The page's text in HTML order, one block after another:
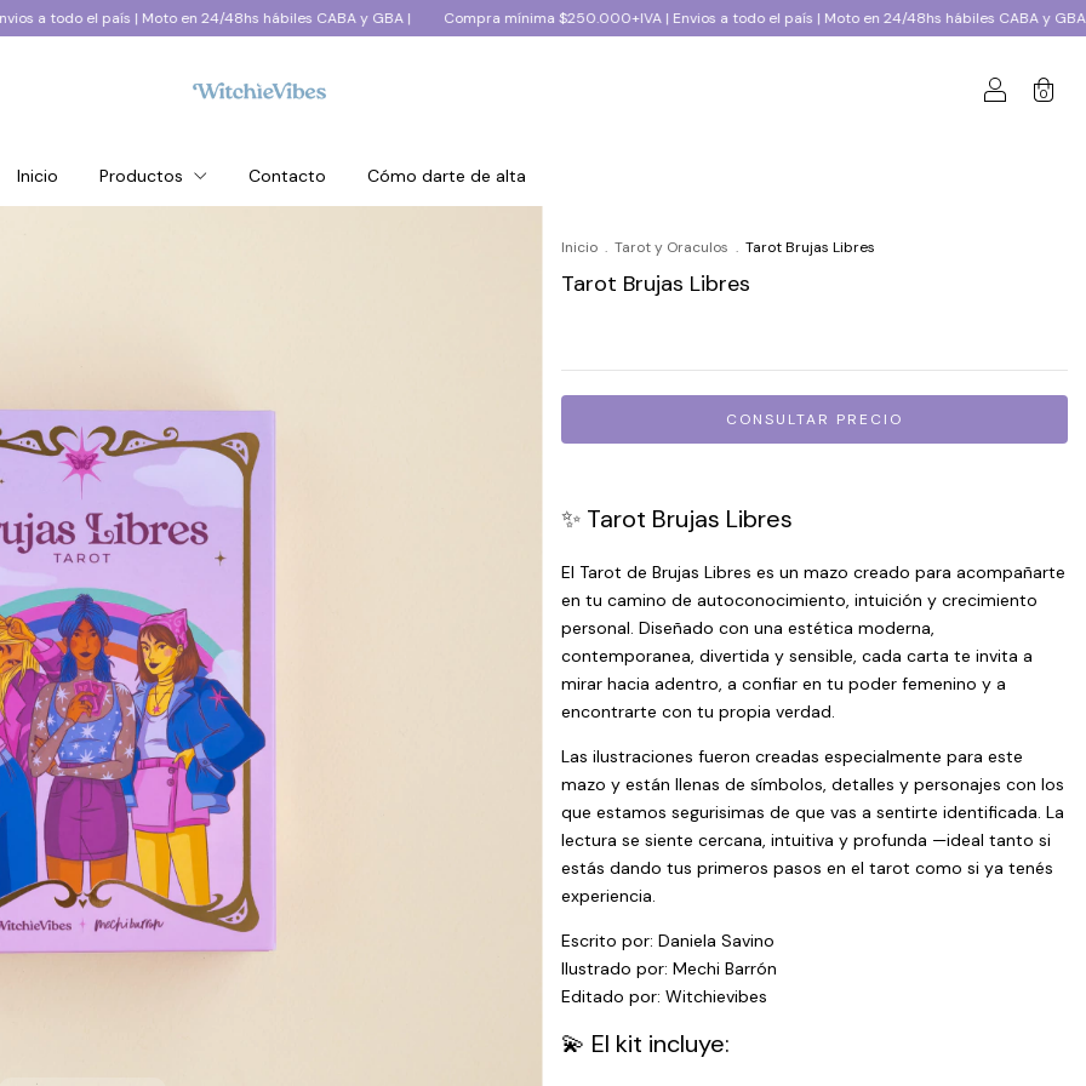
| Moto en 24/48hs hábiles CABA y GBA | Compra mínima $250.000+IVA | Envios a todo el país | Moto en 24/48hs hábiles CABA y GBA | Compra
0
Inicio Productos Contacto Cómo darte de alta
Inicio . Tarot y Oraculos . Tarot Brujas Libres
Tarot Brujas Libres
✨ Tarot Brujas Libres
El Tarot de Brujas Libres es un mazo creado para acompañarte
en tu camino de autoconocimiento, intuición y crecimiento
personal. Diseñado con una estética moderna,
contemporanea, divertida y sensible, cada carta te invita a
mirar hacia adentro, a confiar en tu poder femenino y a
encontrarte con tu propia verdad.
Las ilustraciones fueron creadas especialmente para este
mazo y están llenas de símbolos, detalles y personajes con los
que estamos segurisimas de que vas a sentirte identificada. La
lectura se siente cercana, intuitiva y profunda —ideal tanto si
estás dando tus primeros pasos en el tarot como si ya tenés
experiencia.
Escrito por: Daniela Savino
Ilustrado por: Mechi Barrón
Editado por: Witchievibes
💫 El kit incluye: